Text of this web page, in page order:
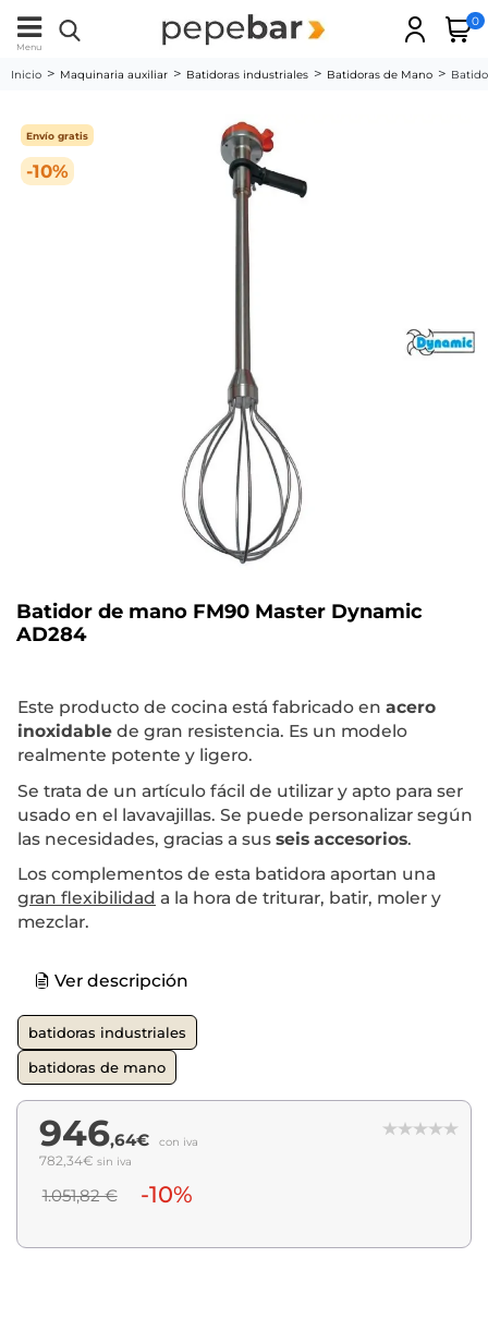
Menu
0
Inicio Maquinaria auxiliar Batidoras industriales Batidoras de Mano
-10%
Envío gratis
Batidor de mano FM90 Master Dynamic
AD284
Este producto de cocina está fabricado en acero
inoxidable de gran resistencia. Es un modelo
realmente potente y ligero.
Se trata de un artículo fácil de utilizar y apto para ser
usado en el lavavajillas. Se puede personalizar según
las necesidades, gracias a sus seis accesorios.
Los complementos de esta batidora aportan una
gran flexibilidad a la hora de triturar, batir, moler y
mezclar.
Ver descripción
batidoras industriales
batidoras de mano
946,64€ con iva
782,34€ sin iva
1.051,82 € -10%